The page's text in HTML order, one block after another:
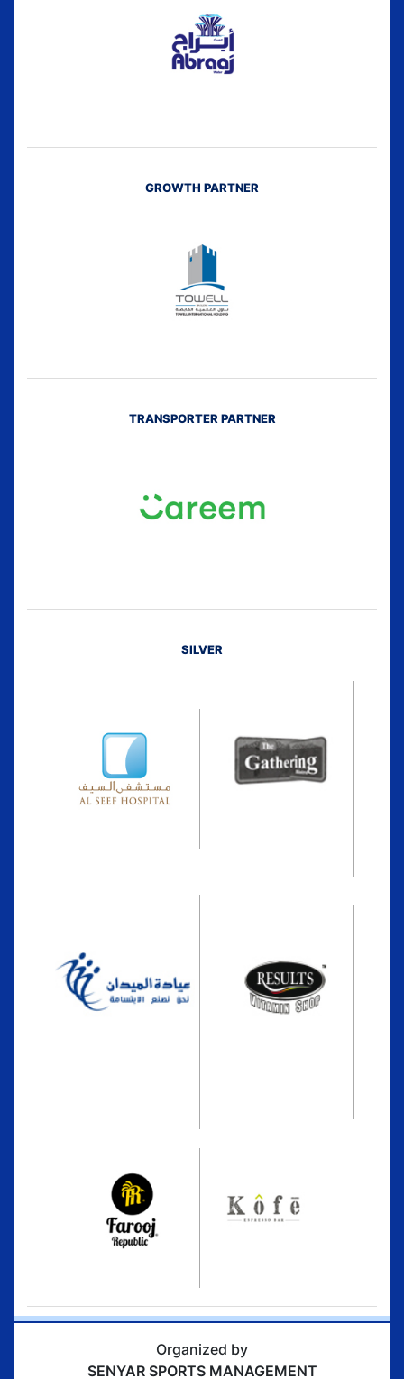
GROWTH PARTNER
TRANSPORTER PARTNER
SILVER
Organized by
SENYAR SPORTS MANAGEMENT